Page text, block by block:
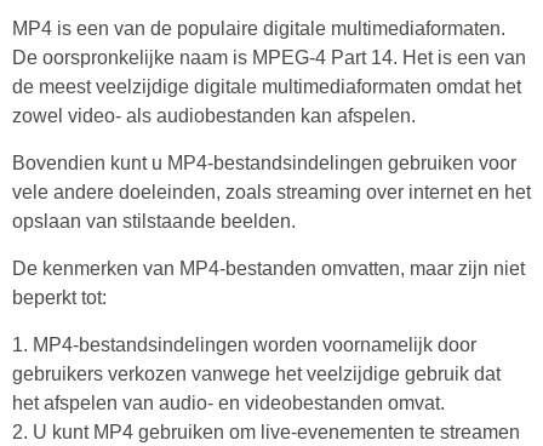
MP4 is een van de populaire digitale multimediaformaten.
De oorspronkelijke naam is MPEG-4 Part 14. Het is een van
de meest veelzijdige digitale multimediaformaten omdat het
zowel video- als audiobestanden kan afspelen.
Bovendien kunt u MP4-bestandsindelingen gebruiken voor
vele andere doeleinden, zoals streaming over internet en het
opslaan van stilstaande beelden.
De kenmerken van MP4-bestanden omvatten, maar zijn niet
beperkt tot:
1. MP4-bestandsindelingen worden voornamelijk door
gebruikers verkozen vanwege het veelzijdige gebruik dat
het afspelen van audio- en videobestanden omvat.
2. U kunt MP4 gebruiken om live-evenementen te streamen